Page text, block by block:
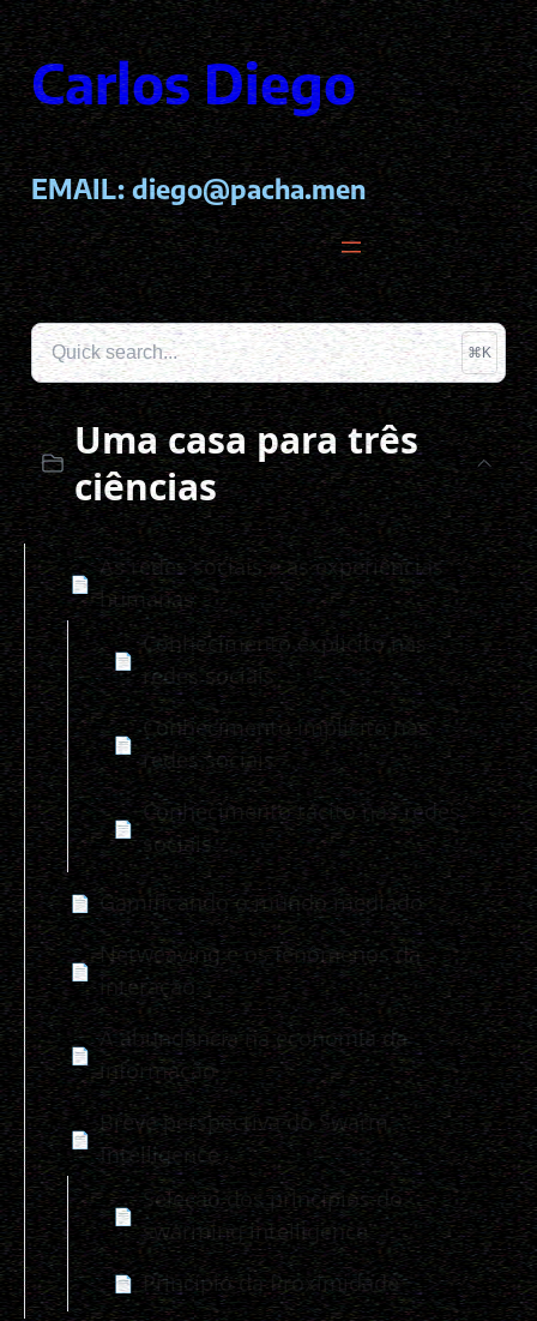
Carlos Diego
EMAIL:diego@pacha.men
⌘K
Uma casa para três
ciências
📄
As redes sociais e as experiências
humanas
📄
Conhecimento explicito nas
redes sociais
📄
Conhecimento implícito nas
redes sociais
📄
Conhecimento tácito nas redes
sociais
📄 Gamificando o mundo mediado
📄
Netweaving e os fenômenos da
interação
📄
A abundância na economia da
informação
📄
Breve perspectiva do Swarm
Intelligence
📄
Seleção dos princípios do
swarming intelligence
📄 Princípio da Proximidade